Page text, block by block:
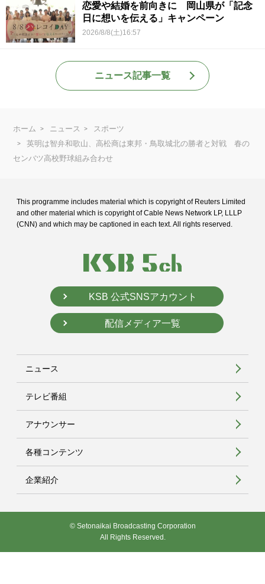
恋愛や結婚を前向きに 岡山県が「記念
日に想いを伝える」キャンペーン
2026/8/8(土)16:57
ニュース記事一覧
ホーム ニュース
スポーツ
英明は智弁和歌山、高松商は東邦・鳥取城北の勝者と対戦 春の
センバツ高校野球組み合わせ
This programme includes material which is copyright of Reuters Limited
and other material which is copyright of Cable News Network LP, LLLP
(CNN) and which may be captioned in each text. All rights reserved.
KSB 公式SNSアカウント
配信メディア一覧
ニュース
テレビ番組
アナウンサー
各種コンテンツ
企業紹介
© Setonaikai Broadcasting Corporation
All Rights Reserved.